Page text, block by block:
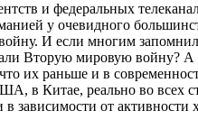
и федеральных
у очевидного
И если многим
Вторую мировую войну?
их раньше и в
в Китае, реально во всех
зависимости от